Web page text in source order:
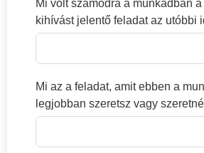
Mi volt számodra a munkádban
kihívást jelentő feladat az utóbbi
Mi az a feladat, amit ebben a
legjobban szeretsz vagy